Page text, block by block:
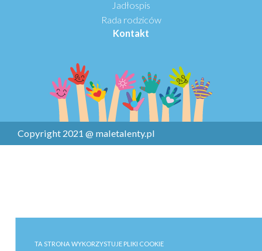
TA STRONA WYKORZYSTUJE PLIKI COOKIE
Jadłospis
Rada rodziców
Kontakt
Copyright 2021 @ maletalenty.pl